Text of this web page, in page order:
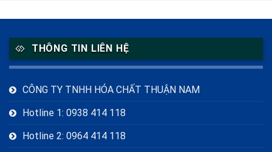
THÔNG TIN LIÊN HỆ
CÔNG TY TNHH HÓA CHẤT THUẬN NAM
Hotline 1: 0938 414 118
Hotline 2: 0964 414 118